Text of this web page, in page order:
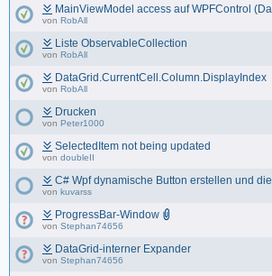
MainViewModel access auf WPFControl
von RobAll
Liste ObservableCollection
von RobAll
DataGrid.CurrentCell.Column.DisplayIndex
von RobAll
Drucken
von Peter1000
SelectedItem not being updated
von doubleII
C# Wpf dynamische Button erstellen und
von kuvarss
ProgressBar-Window
von Stephan74656
DataGrid-interner Expander
von Stephan74656